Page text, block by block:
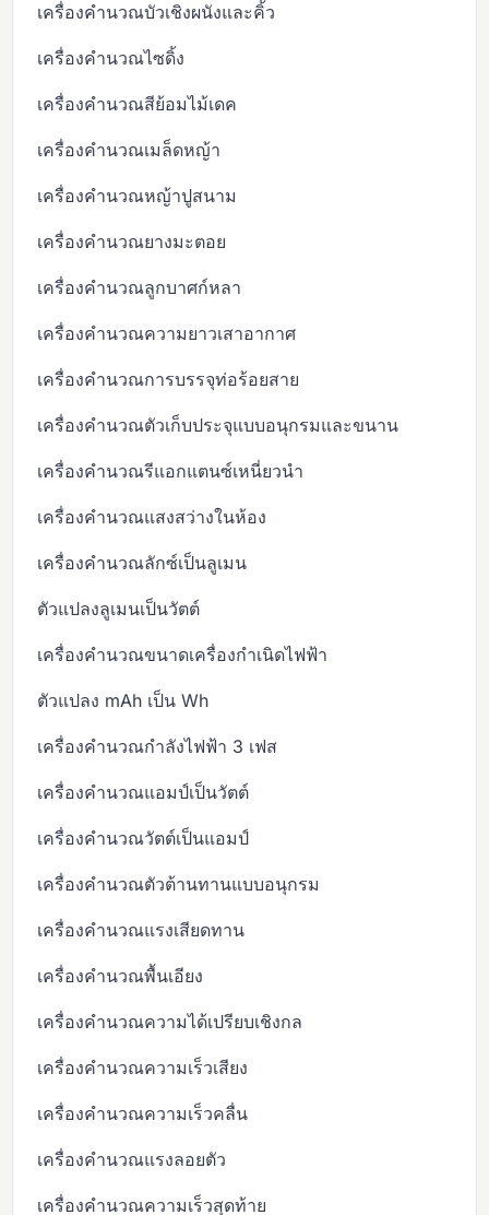
เครื่องคำนวณบัวเชิงผนังและคิ้ว
เครื่องคำนวณไซดิ้ง
เครื่องคำนวณสีย้อมไม้เดค
เครื่องคำนวณเมล็ดหญ้า
เครื่องคำนวณหญ้าปูสนาม
เครื่องคำนวณยางมะตอย
เครื่องคำนวณลูกบาศก์หลา
เครื่องคำนวณความยาวเสาอากาศ
เครื่องคำนวณการบรรจุท่อร้อยสาย
เครื่องคำนวณตัวเก็บประจุแบบอนุกรมและขนาน
เครื่องคำนวณรีแอกแตนซ์เหนี่ยวนำ
เครื่องคำนวณแสงสว่างในห้อง
เครื่องคำนวณลักซ์เป็นลูเมน
ตัวแปลงลูเมนเป็นวัตต์
เครื่องคำนวณขนาดเครื่องกำเนิดไฟฟ้า
ตัวแปลง mAh เป็น Wh
เครื่องคำนวณกำลังไฟฟ้า 3 เฟส
เครื่องคำนวณแอมป์เป็นวัตต์
เครื่องคำนวณวัตต์เป็นแอมป์
เครื่องคำนวณตัวต้านทานแบบอนุกรม
เครื่องคำนวณแรงเสียดทาน
เครื่องคำนวณพื้นเอียง
เครื่องคำนวณความได้เปรียบเชิงกล
เครื่องคำนวณความเร็วเสียง
เครื่องคำนวณความเร็วคลื่น
เครื่องคำนวณแรงลอยตัว
เครื่องคำนวณความเร็วสุดท้าย